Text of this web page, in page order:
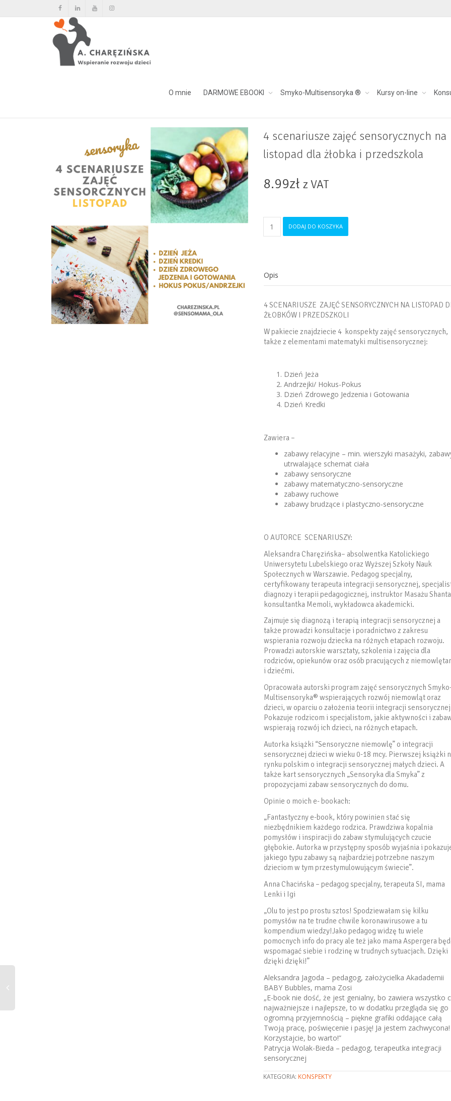
O mnie DARMOWE EBOOKI Smyko-Multisensoryka ® Kursy on-line
4 scenariusze zajęć sensorycznych na listopad dla żłobka i przedszkola
4 scenariusze zajęć sensorycznych na
listopad dla żłobka i przedszkola
8.99zł z VAT
na
listopad
żłobka
DODAJ DO KOSZYKA
Opis
4 SCENARIUSZE ZAJĘĆ SENSORYCZNYCH NA LISTOPAD
ŻŁOBKÓW I PRZEDSZKOLI
W pakiecie znajdziecie 4 konspekty zajęć sensorycznych,
także z elementami matematyki multisensorycznej:
Dzień Jeża
Andrzejki/ Hokus-Pokus
Dzień Zdrowego Jedzenia i Gotowania
Dzień Kredki
Zawiera –
zabawy relacyjne – min. wierszyki masażyki,
utrwalające schemat ciała
zabawy sensoryczne
zabawy matematyczno-sensoryczne
zabawy ruchowe
zabawy brudzące i plastyczno-sensoryczne
O AUTORCE SCENARIUSZY:
Aleksandra Charęzińska– absolwentka Katolickiego
Uniwersytetu Lubelskiego oraz Wyższej Szkoły Nauk
Społecznych w Warszawie. Pedagog specjalny,
certyfikowany terapeuta integracji sensorycznej,
diagnozy i terapii pedagogicznej, instruktor Masażu
konsultantka Memoli, wykładowca akademicki.
Zajmuje się diagnozą i terapią integracji sensorycznej a
także prowadzi konsultacje i poradnictwo z zakresu
wspierania rozwoju dziecka na różnych etapach rozwoju.
Prowadzi autorskie warsztaty, szkolenia i zajęcia dla
rodziców, opiekunów oraz osób pracujących z
i dziećmi.
Opracowała autorski program zajęć sensorycznych
Multisensoryka® wspierających rozwój niemowląt oraz
dzieci, w oparciu o założenia teorii integracji
Pokazuje rodzicom i specjalistom, jakie aktywności i
wspierają rozwój ich dzieci, na różnych etapach.
Autorka książki “Sensoryczne niemowlę” o integracji
sensorycznej dzieci w wieku 0-18 mcy. Pierwszej książki
rynku polskim o integracji sensorycznej małych dzieci. A
także kart sensorycznych „Sensoryka dla Smyka” z
propozycjami zabaw sensorycznych do domu.
Opinie o moich e- bookach:
„Fantastyczny e-book, który powinien stać się
niezbędnikiem każdego rodzica. Prawdziwa kopalnia
pomysłów i inspiracji do zabaw stymulujących czucie
głębokie. Autorka w przystępny sposób wyjaśnia i
jakiego typu zabawy są najbardziej potrzebne naszym
dzieciom w tym przestymulowującym świecie”.
Anna Chacińska – pedagog specjalny, terapeuta SI, mama
Lenki i Igi
„Olu to jest po prostu sztos! Spodziewałam się kilku
pomysłów na te trudne chwile koronawirusowe a tu
kompendium wiedzy!Jako pedagog widzę tu wiele
pomocnych info do pracy ale też jako mama Aspergera
wspomagać siebie i rodzinę w trudnych sytuacjach. Dzięki
dzięki dzięki!”
Aleksandra Jagoda – pedagog, założycielka Akadademii
BABY Bubbles, mama Zosi
„E-book nie dość, że jest genialny, bo zawiera wszystko
najważniejsze i najlepsze, to w dodatku przegląda się go
ogromną przyjemnością – piękne grafiki oddające całą
Twoją pracę, poświęcenie i pasję! Ja jestem zachwycona!
Korzystajcie, bo warto!”
Patrycja Wolak-Bieda – pedagog, terapeutka integracji
sensorycznej
KATEGORIA: KONSPEKTY